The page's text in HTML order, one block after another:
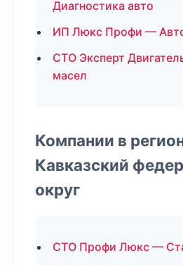
Диагностика авто
ИП Люкс Профи —
СТО Эксперт
масел
Компании в
Кавказский
округ
СТО Профи Люкс —